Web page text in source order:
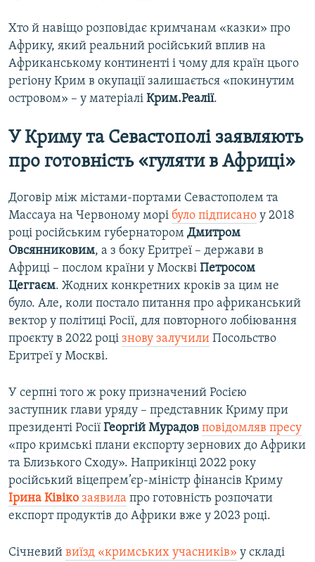
Хто й навіщо розповідає кримчанам «казки» про
Африку, який реальний російський вплив на
Африканському континенті і чому для країн цього
регіону Крим в окупації залишається «покинутим
островом» – у матеріалі Крим.Реалії.
У Криму та Севастополі заявляють
про готовність «гуляти в Африці»
Договір між містами-портами Севастополем та
Массауа на Червоному морі було підписано у 2018
році російським губернатором Дмитром
Овсянниковим, а з боку Еритреї – держави в
Африці – послом країни у Москві Петросом
Цеггаєм. Жодних конкретних кроків за цим не
було. Але, коли постало питання про африканський
вектор у політиці Росії, для повторного лобіювання
проєкту в 2022 році знову залучили Посольство
Еритреї у Москві.
У серпні того ж року призначений Росією
заступник глави уряду – представник Криму при
президенті Росії Георгій Мурадов повідомляв пресу
«про кримські плани експорту зернових до Африки
та Близького Сходу». Наприкінці 2022 року
російський віцепрем’єр-міністр фінансів Криму
Ірина Ківіко заявила про готовність розпочати
експорт продуктів до Африки вже у 2023 році.
Січневий виїзд «кримських учасників» у складі